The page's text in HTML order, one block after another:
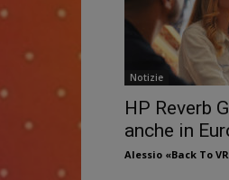
Notizie
HP Reverb
anche in
Alessio «Back To